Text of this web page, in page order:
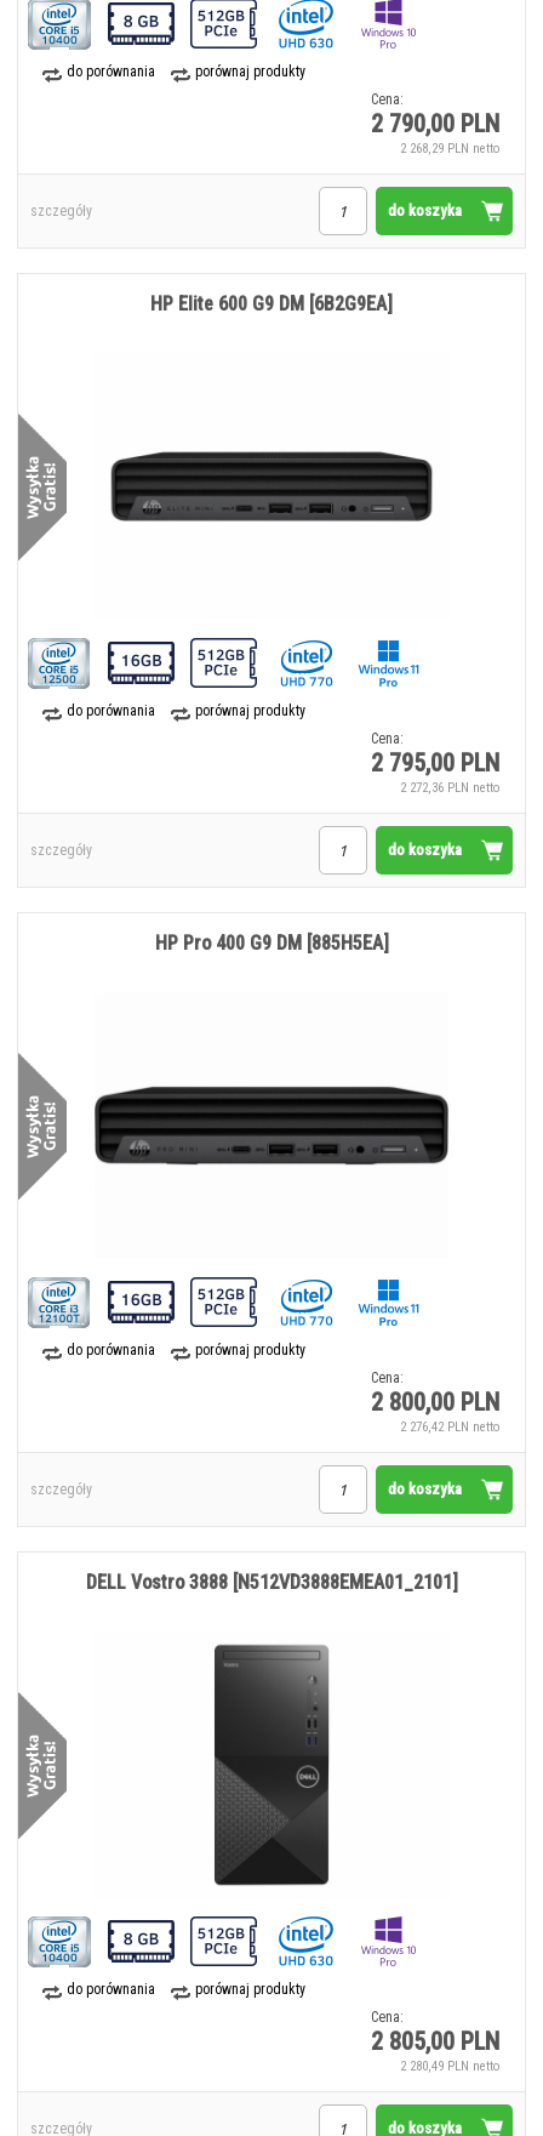
do porównania
porównaj produkty
Cena:
2 790,00 PLN
2 268,29 PLN netto
do koszyka
szczegóły
do porównania
porównaj produkty
Cena:
2 795,00 PLN
2 272,36 PLN netto
HP Elite 600 G9 DM [6B2G9EA]
do koszyka
szczegóły
do porównania
porównaj produkty
Cena:
2 800,00 PLN
2 276,42 PLN netto
HP Pro 400 G9 DM [885H5EA]
do koszyka
szczegóły
do porównania
porównaj produkty
Cena:
2 805,00 PLN
2 280,49 PLN netto
DELL Vostro 3888 [N512VD3888EMEA01_2101]
do koszyka
szczegóły